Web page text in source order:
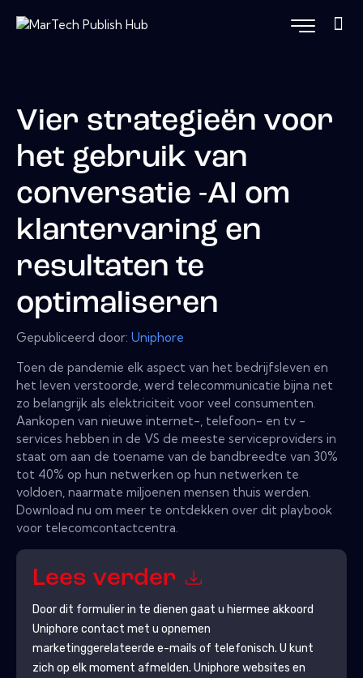
Vier strategieën voor
het gebruik van
conversatie -AI om
klantervaring en
resultaten te
optimaliseren
Gepubliceerd door: Uniphore
Toen de pandemie elk aspect van het bedrijfsleven en
het leven verstoorde, werd telecommunicatie bijna net
zo belangrijk als elektriciteit voor veel consumenten.
Aankopen van nieuwe internet-, telefoon- en tv -
services hebben in de VS de meeste serviceproviders in
staat om aan de toename van de bandbreedte van 30%
tot 40% op hun netwerken op hun netwerken te
voldoen, naarmate miljoenen mensen thuis werden.
Download nu om meer te ontdekken over dit playbook
voor telecomcontactcentra.
Lees verder
Door dit formulier in te dienen gaat u hiermee akkoord
Uniphore contact met u opnemen
marketinggerelateerde e-mails of telefonisch. U kunt
zich op elk moment afmelden. Uniphore websites en